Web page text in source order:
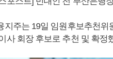
지주는 19일 임원후보추천
사 회장 후보로 추천 및 확정